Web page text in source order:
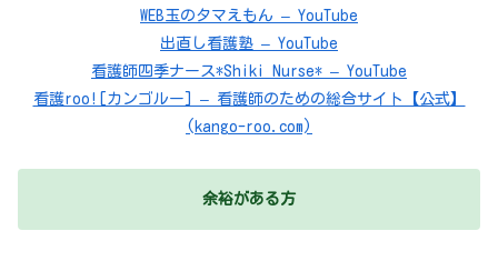
WEB玉のタマえもん – YouTube
出直し看護塾 – YouTube
看護師四季ナース*Shiki Nurse* – YouTube
看護roo![カンゴルー] – 看護師のための総合サイト【公式】
(kango-roo.com)
余裕がある方